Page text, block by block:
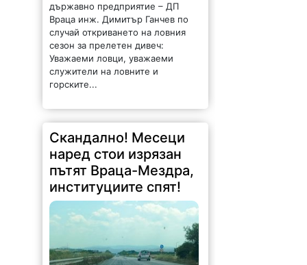
държавно предприятие – ДП
Враца инж. Димитър Ганчев по
случай откриването на ловния
сезон за прелетен дивеч:
Уважаеми ловци, уважаеми
служители на ловните и
горските...
Скандално! Месеци
наред стои изрязан
пътят Враца-Мездра,
институциите спят!